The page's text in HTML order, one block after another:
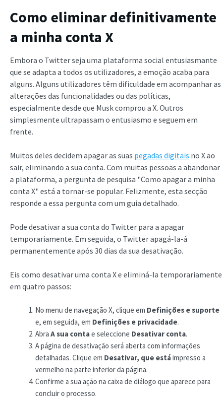
Como eliminar definitivamente
a minha conta X
Embora o Twitter seja uma plataforma social entusiasmante
que se adapta a todos os utilizadores, a emoção acaba para
alguns. Alguns utilizadores têm dificuldade em acompanhar as
alterações das funcionalidades ou das políticas,
especialmente desde que Musk comprou a X. Outros
simplesmente ultrapassam o entusiasmo e seguem em
frente.
Muitos deles decidem apagar as suas pegadas digitais no X ao
sair, eliminando a sua conta. Com muitas pessoas a abandonar
a plataforma, a pergunta de pesquisa "Como apagar a minha
conta X" está a tornar-se popular. Felizmente, esta secção
responde a essa pergunta com um guia detalhado.
Pode desativar a sua conta do Twitter para a apagar
temporariamente. Em seguida, o Twitter apagá-la-á
permanentemente após 30 dias da sua desativação.
Eis como desativar uma conta X e eliminá-la temporariamente
em quatro passos:
No menu de navegação X, clique em Definições e suporte
e, em seguida, em Definições e privacidade.
Abra A sua contae seleccione Desativar conta.
A página de desativação será aberta com informações
detalhadas. Clique em Desativar, que estáimpresso a
vermelho na parte inferior da página.
Confirme a sua ação na caixa de diálogo que aparece para
concluir o processo.